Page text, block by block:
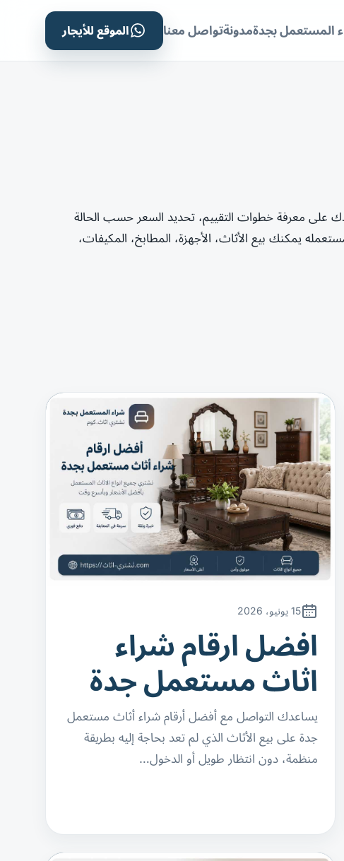
المستعمل بجدةمدونةتواصل معنا الموقع للأيجار
على معرفة خطوات التقييم، تحديد السعر حسب الحالة
يمكنك بيع الأثاث، الأجهزة، المطابخ، المكيفات،
15 يونيو، 2026
افضل ارقام شراء
اثاث مستعمل جدة
يساعدك التواصل مع أفضل أرقام شراء أثاث مستعمل
جدة على بيع الأثاث الذي لم تعد بحاجة إليه بطريقة
منظمة، دون انتظار طويل أو الدخول…